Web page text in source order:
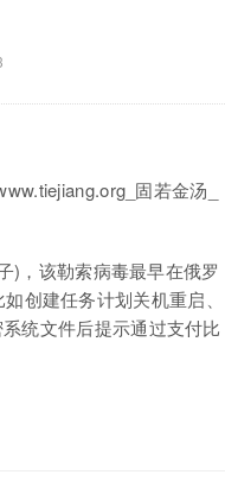
，该勒索病毒最早在俄罗
创建任务计划关机重启、
统文件后提示通过支付比